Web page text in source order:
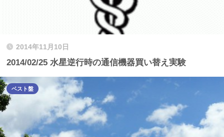
2014年11月10日
2014/02/25 水星逆行時の通信機器買い替え実験
ベスト盤